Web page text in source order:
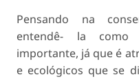
Pensando na
entendê- la
importante, já que é
e ecológicos que se